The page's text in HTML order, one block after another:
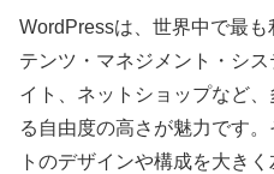
WordPressは、世界中で最
テンツ・マネジメント・シ
イト、ネットショップなど
る自由度の高さが魅力です
トのデザインや構成を大き